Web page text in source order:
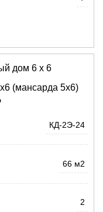
(мансарда 5х6)
КД-2Э-24
66 м2
2